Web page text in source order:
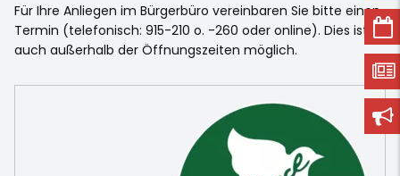
Für Ihre Anliegen im Bürgerbüro vereinbaren Sie bitte einen
Termin (telefonisch: 915-210 o. -260 oder online). Dies ist
auch außerhalb der Öffnungszeiten möglich.